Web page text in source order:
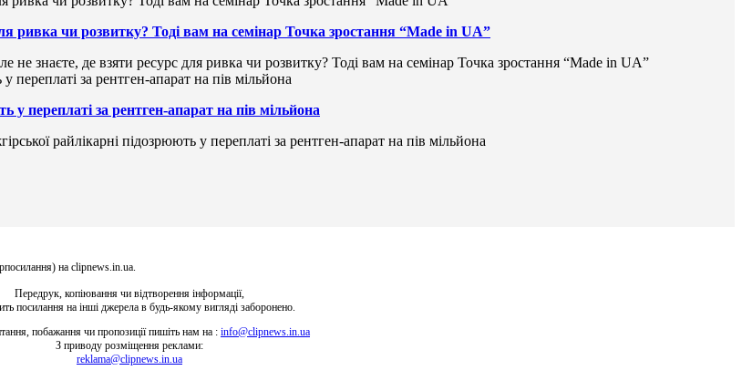
ривка чи розвитку? Тоді вам на семінар Точка зростання “Made in UA”
не знаєте, де взяти ресурс для ривка чи розвитку? Тоді вам на семінар Точка зростання “Made in UA”
у переплаті за рентген-апарат на пів мільйона
райлікарні підозрюють у переплаті за рентген-апарат на пів мільйона
на clipnews.in.ua.
Передрук, копіювання чи відтворення інформації,
посилання на інші джерела в будь-якому вигляді заборонено.
побажання чи пропозиції пишіть нам на : info@clipnews.in.ua
З приводу розміщення реклами:
reklama@clipnews.in.ua